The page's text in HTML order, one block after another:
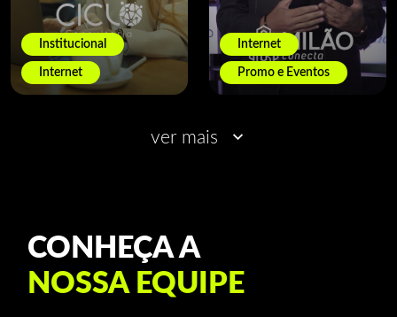
Institucional
Internet
Internet
Promo e Eventos
ver mais
CONHEÇA A
NOSSA EQUIPE